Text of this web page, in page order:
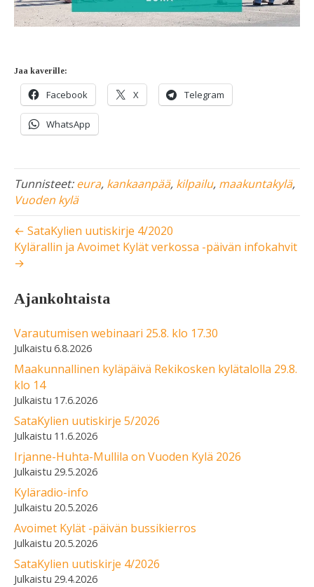
Jaa kaverille:
Facebook X Telegram
WhatsApp
Tunnisteet:eura, kankaanpää, kilpailu, maakuntakylä,
Vuoden kylä
← SataKylien uutiskirje 4/2020
Kylärallin ja Avoimet Kylät verkossa -päivän infokahvit
→
Ajankohtaista
Varautumisen webinaari 25.8. klo 17.30
6.8.2026
Maakunnallinen kyläpäivä Rekikosken kylätalolla 29.8.
klo 14
17.6.2026
SataKylien uutiskirje 5/2026
11.6.2026
Irjanne-Huhta-Mullila on Vuoden Kylä 2026
29.5.2026
Kyläradio-info
20.5.2026
Avoimet Kylät -päivän bussikierros
20.5.2026
SataKylien uutiskirje 4/2026
29.4.2026